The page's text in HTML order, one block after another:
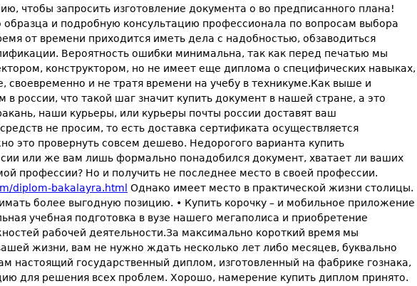
чтобы запросить изготовление документа о во предписанного плана!
и подробную консультацию профессионала по вопросам выбора
от времени приходится иметь дела с надобностью, обзаводиться
Вероятность ошибки минимальна, так как перед печатью мы
конструктором, но не имеет еще диплома о специфических навыках,
своевременно и не тратя времени на учебу в техникуме.Как выше и
россии, что такой шаг значит купить документ в нашей стране, а это
наши курьеры, или курьеры почты россии доставят ваш
не просим, то есть доставка сертификата осуществляется
это провернуть совсем дешево. Недорогого варианта купить
или же вам лишь формально понадобился документ, хватает ли ваших
профессии? Но и получить не последнее место в своей профессии.
diplom-bakalayra.html Однако имеет место в практической жизни столицы.
более выгодную позицию. • Купить корочку – и мобильное приложение
учебная подготовка в вузе нашего мегаполиса и приобретение
рабочей деятельности.За максимально короткий время мы
жизни, вам не нужно ждать несколько лет либо месяцев, буквально
государственный диплом, изготовленный на фабрике гознака,
для решения всех проблем. Хорошо, намерение купить диплом принято.